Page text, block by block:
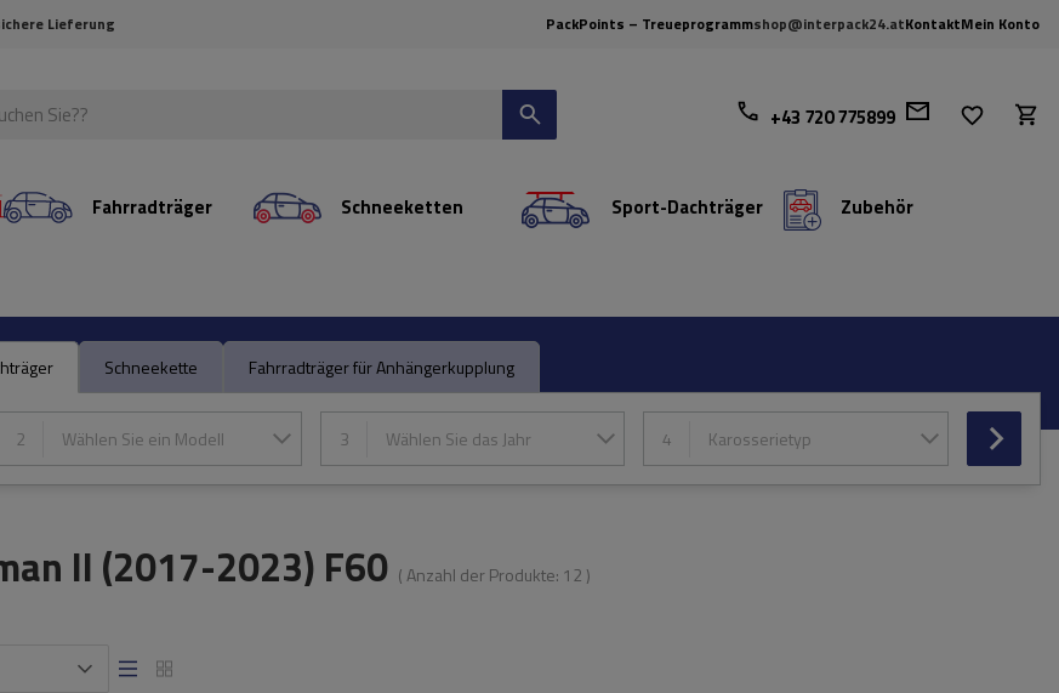
Lieferung PackPoints – Treueprogrammshop@interpack24.atKontaktMein Konto
+43 720 775899
Fahrradträger Schneeketten Sport-Dachträger Zubehör
Schneekette Fahrradträger für Anhängerkupplung
2 Wählen Sie ein Modell 3 Wählen Sie das Jahr 4 Karosserietyp
II (2017-2023) F60 ( Anzahl der Produkte: 12 )